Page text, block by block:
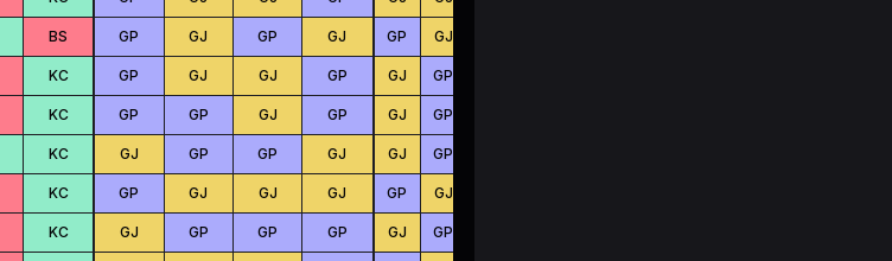
BS
KC
KC
KC
KC
KC
GP GJ GP GJ
GP GJ GJ GP
GP GP GJ GP
GJ GP GP GJ
GP GJ GJ GJ
GJ GP GP GP
GP GJ
GJ GP
GJ GP
GJ GP
GP GJ
GJ GP